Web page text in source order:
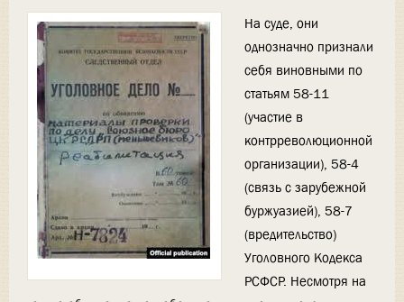
На суде, они
однозначно признали
себя виновными по
статьям 58-11
(участие в
контрреволюционной
организации), 58-4
(связь с зарубежной
буржуазией), 58-7
(вредительство)
Уголовного Кодекса
РСФСР. Несмотря на